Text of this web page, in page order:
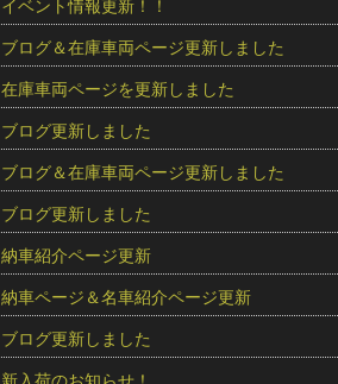
イベント情報更新！！
ブログ＆在庫車両ページ更新しました
在庫車両ページを更新しました
ブログ更新しました
ブログ＆在庫車両ページ更新しました
ブログ更新しました
納車紹介ページ更新
納車ページ＆名車紹介ページ更新
ブログ更新しました